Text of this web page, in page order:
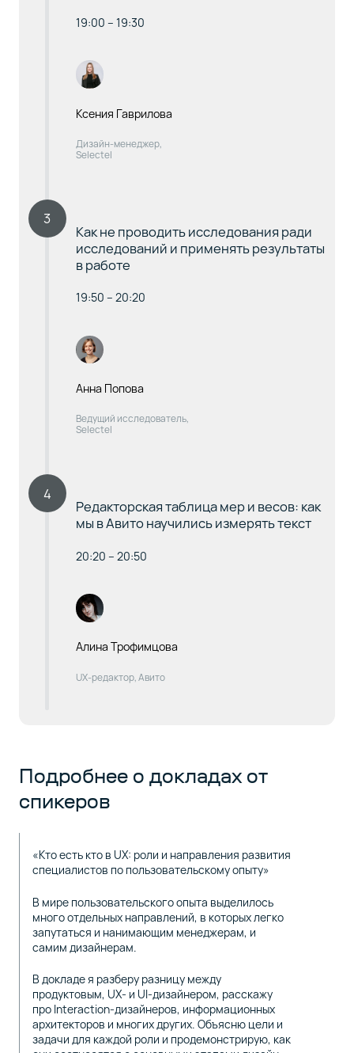
19:00 – 19:30
Ксения Гаврилова
Дизайн-менеджер,
Selectel
3
Как не проводить исследования ради
исследований и применять результаты
в работе
19:50 – 20:20
Анна Попова
Ведущий исследователь,
Selectel
4
Редакторская таблица мер и весов: как
мы в Авито научились измерять текст
20:20 – 20:50
Алина Трофимцова
UX-редактор, Авито
Подробнее о докладах от
спикеров
«Кто есть кто в UX: роли и направления развития
специалистов по пользовательскому опыту»
В мире пользовательского опыта выделилось
много отдельных направлений, в которых легко
запутаться и нанимающим менеджерам, и
самим дизайнерам.
В докладе я разберу разницу между
продуктовым, UX- и UI-дизайнером, расскажу
про Interaction-дизайнеров, информационных
архитекторов и многих других. Объясню цели и
задачи для каждой роли и продемонстрирую, как